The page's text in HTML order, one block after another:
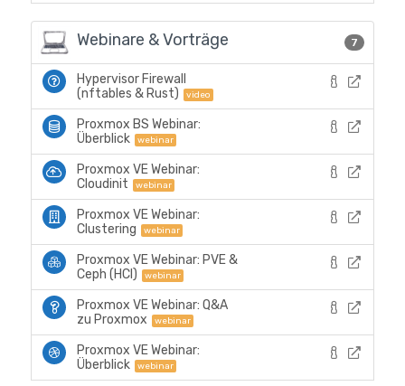
Webinare & Vorträge 7
Hypervisor Firewall
(nftables & Rust)
video
Proxmox BS Webinar:
Überblick
webinar
Proxmox VE Webinar:
Cloudinit
webinar
Proxmox VE Webinar:
Clustering
webinar
Proxmox VE Webinar: PVE &
Ceph (HCI)
webinar
Proxmox VE Webinar: Q&A
zu Proxmox
webinar
Proxmox VE Webinar:
Überblick
webinar